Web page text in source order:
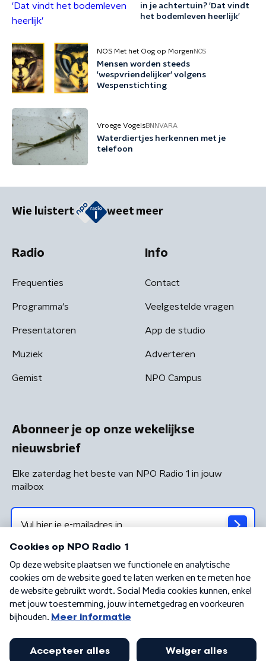
in je achtertuin? 'Dat vindt
het bodemleven heerlijk'
NOS Met het Oog op Morgen NOS
Mensen worden steeds
'wespvriendelijker' volgens
Wespenstichting
Vroege VogelsBNNVARA
Waterdiertjes herkennen met je
telefoon
Wie luistert weet meer
Radio
Frequenties
Programma's
Presentatoren
Muziek
Gemist
Info
Contact
Veelgestelde vragen
App de studio
Adverteren
NPO Campus
Abonneer je op onze wekelijkse
nieuwsbrief
Elke zaterdag het beste van NPO Radio 1 in jouw
mailbox
Algemene voorwaarden